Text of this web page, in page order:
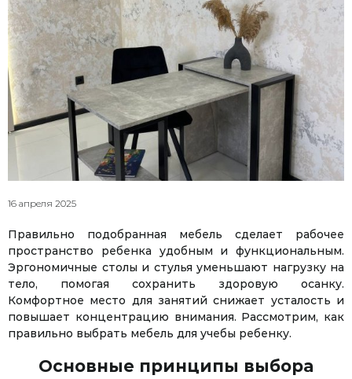
16 апреля 2025
Правильно подобранная мебель сделает рабочее
пространство ребенка удобным и функциональным.
Эргономичные столы и стулья уменьшают нагрузку на
тело, помогая сохранить здоровую осанку.
Комфортное место для занятий снижает усталость и
повышает концентрацию внимания. Рассмотрим, как
правильно выбрать мебель для учебы ребенку.
Основные принципы выбора